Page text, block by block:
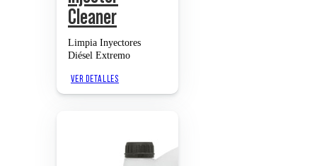
Cleaner
Limpia Inyectores
Diésel Extremo
VER DETALLES